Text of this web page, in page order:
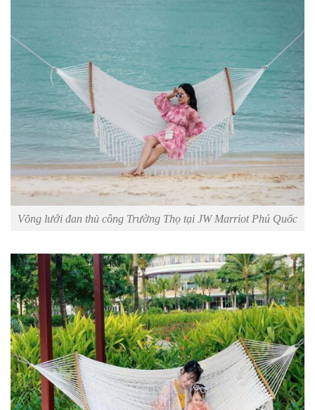
Võng lưới đan thủ công Trường Thọ tại JW Marriot Phú Quốc